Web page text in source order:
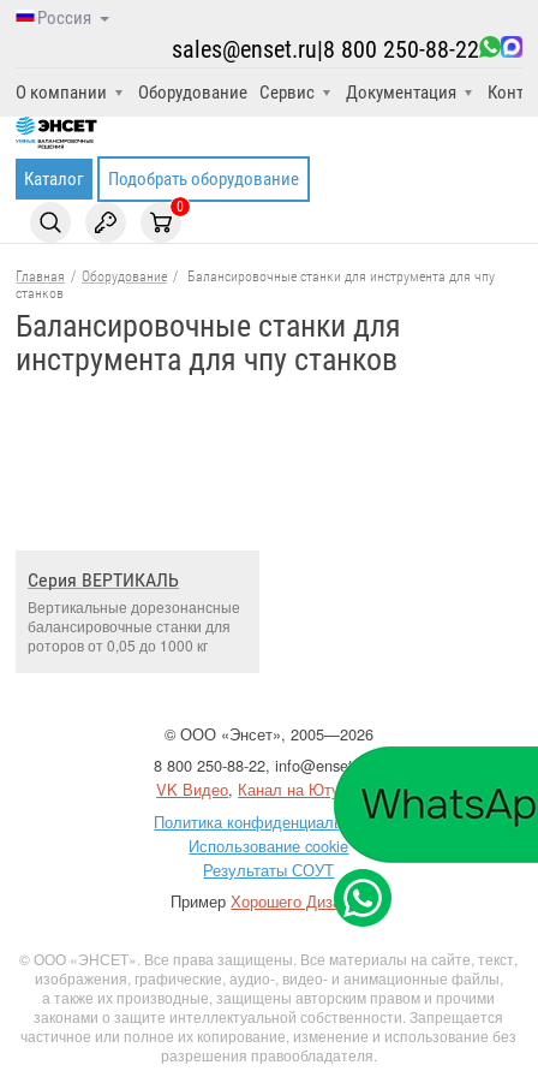
Россия
О компании Оборудование Сервис Документация
sales@enset.ru|8 800 250-88-22
Каталог Подобрать оборудование
0
Главная / Оборудование /
Балансировочные станки для инструмента для чпу
станков
Балансировочные станки для
инструмента для чпу станков
Серия ВЕРТИКАЛЬ
Вертикальные дорезонансные
балансировочные станки для
роторов от 0,05 до 1000 кг
©ООО«Энсет», 2005—2026
8 800 250-88-22,info@enset.ru
VK Видео, Канал на Ютубе
Политика конфиденциальности
Использование cookie
Результаты СОУТ
ПримерХорошего Дизайна
© ООО «ЭНСЕТ». Все права защищены. Все материалы на сайте, текст,
изображения, графические, аудио-, видео- и анимационные файлы,
а также их производные, защищены авторским правом и прочими
законами о защите интеллектуальной собственности. Запрещается
частичное или полное их копирование, изменение и использование без
разрешения правообладателя.